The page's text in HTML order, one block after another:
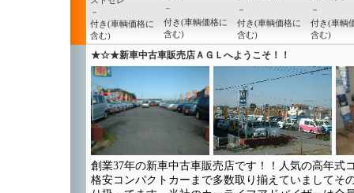
－
付き(車輌価格に
含む)
－
付き(車輌価格に
含む)
－
付き(車輌価格に
含む)
－
付き(車輌
含む)
★☆★新車中古車販売店ＡＧＬへようこそ！！
創業37年の新車中古車販売店です！！人気の高年式
格安コンパクトカーまで多数取り揃えていましてそ